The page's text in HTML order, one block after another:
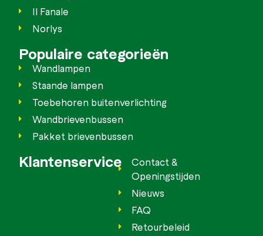
Il Fanale
Norlys
Populaire categorieën
Wandlampen
Staande lampen
Toebehoren buitenverlichting
Wandbrievenbussen
Pakket brievenbussen
Klantenservice
Contact &
Openingstijden
Nieuws
FAQ
Retourbeleid